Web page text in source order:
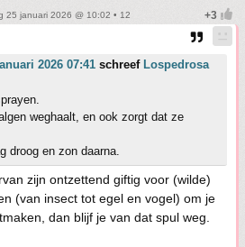
25 januari 2026 @ 10:02 • 12
2026 07:41 schreef Lospedrosa
weghaalt, en ook zorgt dat ze
droog en zon daarna.
zijn ontzettend giftig voor (wilde)
(van insect tot egel en vogel) om je
dan blijf je van dat spul weg.